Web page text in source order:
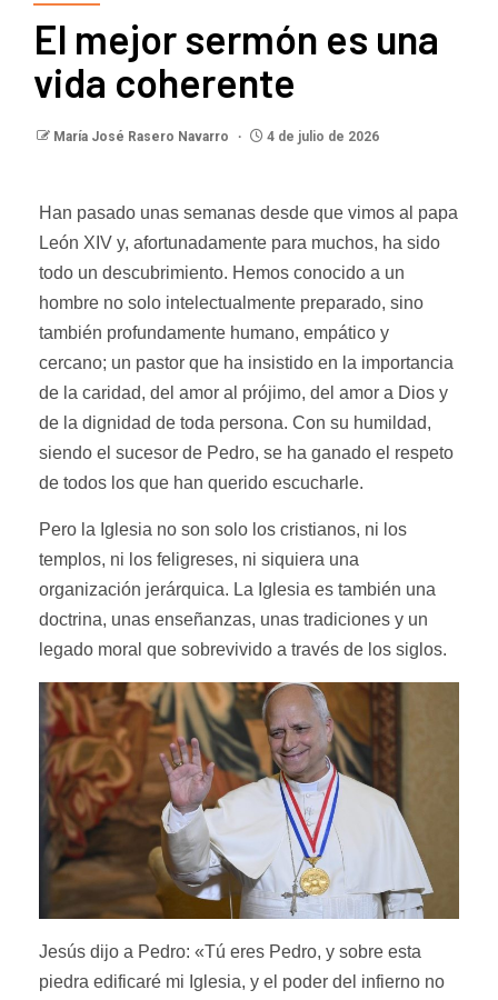
El mejor sermón es una
vida coherente
María José Rasero Navarro 4 de julio de 2026
Han pasado unas semanas desde que vimos al papa
León XIV y, afortunadamente para muchos, ha sido
todo un descubrimiento. Hemos conocido a un
hombre no solo intelectualmente preparado, sino
también profundamente humano, empático y
cercano; un pastor que ha insistido en la importancia
de la caridad, del amor al prójimo, del amor a Dios y
de la dignidad de toda persona. Con su humildad,
siendo el sucesor de Pedro, se ha ganado el respeto
de todos los que han querido escucharle.
Pero la Iglesia no son solo los cristianos, ni los
templos, ni los feligreses, ni siquiera una
organización jerárquica. La Iglesia es también una
doctrina, unas enseñanzas, unas tradiciones y un
legado moral que sobrevivido a través de los siglos.
Jesús dijo a Pedro: «Tú eres Pedro, y sobre esta
piedra edificaré mi Iglesia, y el poder del infierno no